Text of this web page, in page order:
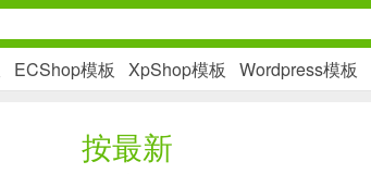
社交通讯
ECShop模板 XpShop模板 Wordpress模板
按最新